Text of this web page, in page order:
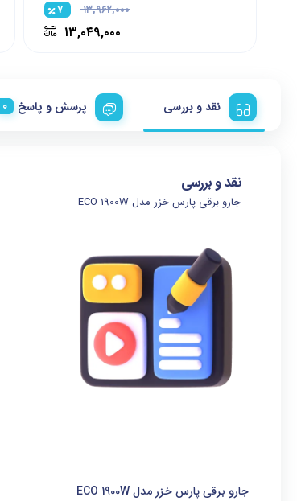
۱۳,۹۶۲,۰۰۰
۱۳,۰۴۹,۰۰۰
۷
نقد و بررسی پرسش و پاسخ
نقد و بررسی
جارو برقی پارس خزر مدل ECO 1900W
جارو برقی پارس خزر مدل ECO 1900W